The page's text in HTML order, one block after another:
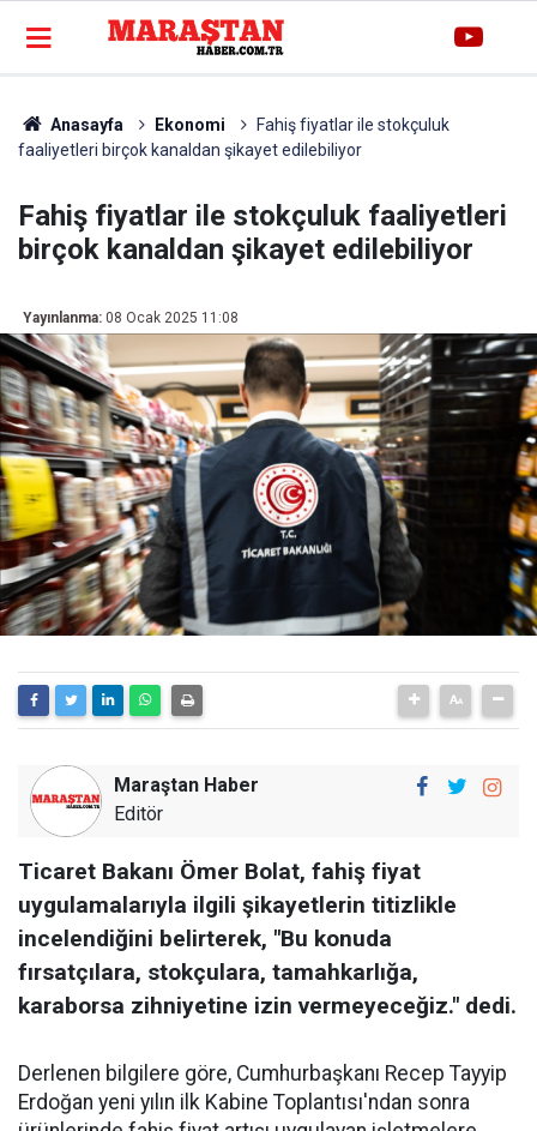
Anasayfa Ekonomi
Fahiş fiyatlar ile stokçuluk
faaliyetleri birçok kanaldan şikayet edilebiliyor
Fahiş fiyatlar ile stokçuluk faaliyetleri
birçok kanaldan şikayet edilebiliyor
Yayınlanma: 08 Ocak 2025 11:08
Maraştan Haber
Editör
Ticaret Bakanı Ömer Bolat, fahiş fiyat
uygulamalarıyla ilgili şikayetlerin titizlikle
incelendiğini belirterek, "Bu konuda
fırsatçılara, stokçulara, tamahkarlığa,
karaborsa zihniyetine izin vermeyeceğiz." dedi.
Derlenen bilgilere göre, Cumhurbaşkanı Recep Tayyip
Erdoğan yeni yılın ilk Kabine Toplantısı'ndan sonra